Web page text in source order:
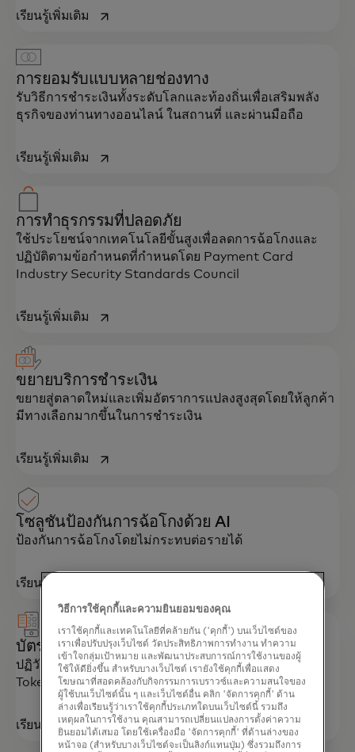
เรียนรู้เพิ่มเติม opens in a new tab
การยอมรับแบบหลายช่องทาง
รับวิธีการชำระเงินทั้งระดับโลกและท้องถิ่นเพื่อเสริมพลัง
ธุรกิจของท่านทางออนไลน์ ในสถานที่ และผ่านมือถือ
เรียนรู้เพิ่มเติม opens in a new tab
การทำธุรกรรมที่ปลอดภัย
ใช้ประโยชน์จากเทคโนโลยีขั้นสูงเพื่อลดการฉ้อโกงและ
ปฏิบัติตามข้อกำหนดที่กำหนดโดย Payment Card
Industry Security Standards Council
เรียนรู้เพิ่มเติม opens in a new tab
ขยายบริการชำระเงิน
ขยายสู่ตลาดใหม่และเพิ่มอัตราการแปลงสูงสุดโดยให้ลูกค้า
มีทางเลือกมากขึ้นในการชำระเงิน
เรียนรู้เพิ่มเติม opens in a new tab
โซลูชันป้องกันการฉ้อโกงด้วย AI
ป้องกันการฉ้อโกงโดยไม่กระทบต่อรายได้
เรียนรู้เพิ่มเติม
บัตร Elevate ที่บันทึกไว้
ปฏิวัติธุรกรรมการชำระเงินด้วยการใช้ Network
Tokenization
เรียนรู้เพิ่มเติมopens in a new tab
วิธีการใช้คุกกี้และความยินยอมของคุณ
เราใช้คุกกี้และเทคโนโลยีที่คล้ายกัน ('คุกกี้') บนเว็บไซต์ของ
เราเพื่อปรับปรุงเว็บไซต์ วัดประสิทธิภาพการทำงาน ทำความ
เข้าใจกลุ่มเป้าหมาย และพัฒนาประสบการณ์การใช้งานของผู้
ใช้ให้ดียิ่งขึ้น สำหรับบางเว็บไซต์ เรายังใช้คุกกี้เพื่อแสดง
โฆษณาที่สอดคล้องกับกิจกรรมการเบราวซ์และความสนใจของ
ผู้ใช้บนเว็บไซต์นั้น ๆ และเว็บไซต์อื่น คลิก 'จัดการคุกกี้' ด้าน
ล่างเพื่อเรียนรู้ว่าเราใช้คุกกี้ประเภทใดบนเว็บไซต์นี้ รวมถึง
เหตุผลในการใช้งาน คุณสามารถเปลี่ยนแปลงการตั้งค่าความ
ยินยอมได้เสมอ โดยใช้เครื่องมือ 'จัดการคุกกี้' ที่ด้านล่างของ
หน้าจอ (สำหรับบางเว็บไซต์จะเป็นลิงก์แทนปุ่ม) ซึ่งรวมถึงการ